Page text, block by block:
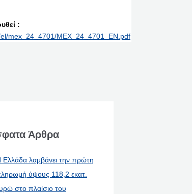
:
mex_24_4701/MEX_24_4701_EN.pdf
Άρθρα
Ελλάδα λαμβάνει την πρώτη
ύψους 118,2 εκατ.
στο πλαίσιο του